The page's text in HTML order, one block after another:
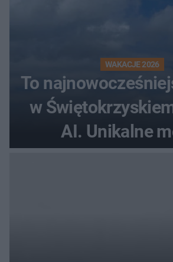
WAKACJE 2026
To
w
AI. Unikalne